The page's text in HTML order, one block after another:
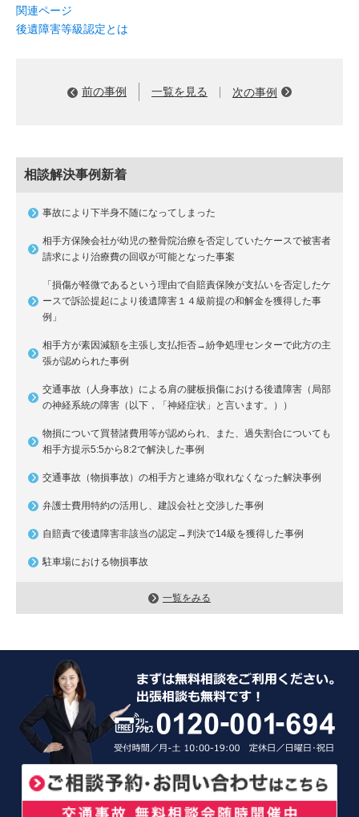
関連ページ
後遺障害等級認定とは
前の事例 一覧を見る 次の事例
相談解決事例新着
事故により下半身不随になってしまった
相手方保険会社が幼児の整骨院治療を否定していたケースで被害者
請求により治療費の回収が可能となった事案
「損傷が軽微であるという理由で自賠責保険が支払いを否定したケ
ースで訴訟提起により後遺障害１４級前提の和解金を獲得した事
例」
相手方が素因減額を主張し支払拒否→紛争処理センターで此方の主
張が認められた事例
交通事故（人身事故）による肩の腱板損傷における後遺障害（局部
の神経系統の障害（以下，「神経症状」と言います。））
物損について買替諸費用等が認められ、また、過失割合についても
相手方提示5:5から8:2で解決した事例
交通事故（物損事故）の相手方と連絡が取れなくなった解決事例
弁護士費用特約の活用し、建設会社と交渉した事例
自賠責で後遺障害非該当の認定→判決で14級を獲得した事例
駐車場における物損事故
一覧をみる